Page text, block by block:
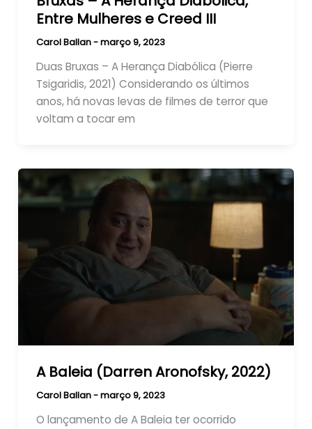
Entre Mulheres e Creed III
Carol Ballan-março 9, 2023
Duas Bruxas – A Herança Diabólica (Pierre
Tsigaridis, 2021) Considerando os últimos
anos, há novas levas de filmes de terror que
voltam a tocar em
A Baleia (Darren Aronofsky, 2022)
Carol Ballan-março 9, 2023
O lançamento de A Baleia ter ocorrido